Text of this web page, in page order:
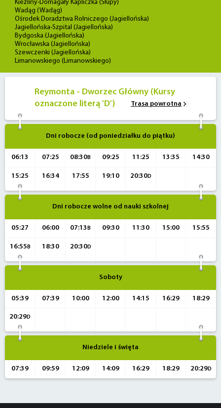
Kieźliny-Domagały Kapliczka (Słupy)
Wadąg (Wadąg)
Ośrodek Doradztwa Rolniczego (Jagiellońska)
Jagiellońska-Szpital (Jagiellońska)
Bydgoska (Jagiellońska)
Wrocławska (Jagiellońska)
Szewczenki (Jagiellońska)
Limanowskiego (Limanowskiego)
Reymonta - Dworzec Główny (Kursy
oznaczone literą 'D')
Trasa powrotna
Dni robocze (od poniedziałku do piątku)
06:13 07:25 08:30B 09:25 11:25 13:35 14:30
15:25 16:34 17:55 19:10 20:30D
Dni robocze wolne od nauki szkolnej
05:27 06:00 07:13 B 09:30 11:30 15:00 15:55
16:55 B 18:30 20:30D
Soboty
05:39 07:39 10:00 12:00 14:15 16:29 18:29
20:29D
Niedziele i święta
07:39 09:59 12:09 14:09 16:29 18:29 20:29D